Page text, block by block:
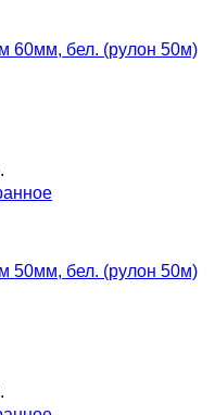
60мм, бел. (рулон 50м)
50мм, бел. (рулон 50м)